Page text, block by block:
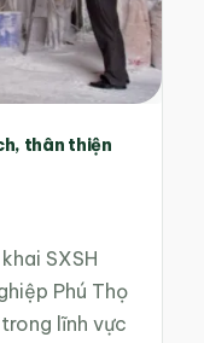
thân thiện
SXSH
Phú Thọ
lĩnh vực